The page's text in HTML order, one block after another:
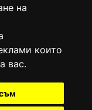
на
които
вас.
в националния
национална